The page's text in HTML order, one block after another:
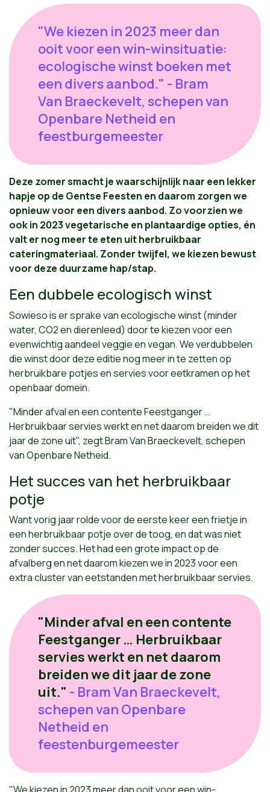
"We kiezen in 2023 meer dan
ooit voor een win-winsituatie:
ecologische winst boeken met
een divers aanbod." - Bram
Van Braeckevelt, schepen van
Openbare Netheid en
feestburgemeester
Deze zomer smacht je waarschijnlijk naar een lekker
hapje op de Gentse Feesten en daarom zorgen we
opnieuw voor een divers aanbod. Zo voorzien we
ook in 2023 vegetarische en plantaardige opties, én
valt er nog meer te eten uit herbruikbaar
cateringmateriaal. Zonder twijfel, we kiezen bewust
voor deze duurzame hap/stap.
Een dubbele ecologisch winst
Sowieso is er sprake van ecologische winst (minder
water, CO2 en dierenleed) door te kiezen voor een
evenwichtig aandeel veggie en vegan. We verdubbelen
die winst door deze editie nog meer in te zetten op
herbruikbare potjes en servies voor eetkramen op het
openbaar domein.
"Minder afval en een contente Feestganger …
Herbruikbaar servies werkt en net daarom breiden we dit
jaar de zone uit", zegt Bram Van Braeckevelt, schepen
van Openbare Netheid.
Het succes van het herbruikbaar
potje
Want vorig jaar rolde voor de eerste keer een frietje in
een herbruikbaar potje over de toog, en dat was niet
zonder succes. Het had een grote impact op de
afvalberg en net daarom kiezen we in 2023 voor een
extra cluster van eetstanden met herbruikbaar servies.
"Minder afval en een contente
Feestganger … Herbruikbaar
servies werkt en net daarom
breiden we dit jaar de zone
uit." - Bram Van Braeckevelt,
schepen van Openbare
Netheid en
feestenburgemeester